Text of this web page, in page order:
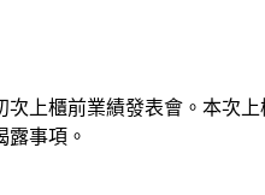
上櫃前業績發表會。本次
事項。